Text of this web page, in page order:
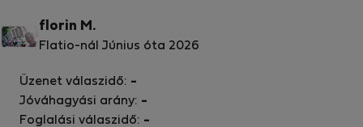
florin M.
Flatio-nál Június óta 2026
Üzenet válaszidő: -
Jóváhagyási arány: -
Foglalási válaszidő: -